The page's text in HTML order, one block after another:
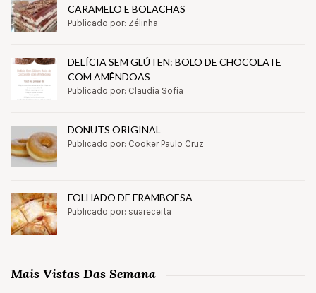
CARAMELO E BOLACHAS
Publicado por: Zélinha
DELÍCIA SEM GLÚTEN: BOLO DE CHOCOLATE
COM AMÊNDOAS
Publicado por: Claudia Sofia
DONUTS ORIGINAL
Publicado por: Cooker Paulo Cruz
FOLHADO DE FRAMBOESA
Publicado por: suareceita
Mais Vistas Das Semana